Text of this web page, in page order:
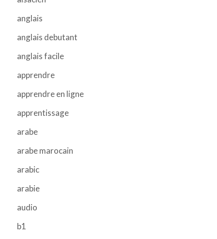
anglais
anglais debutant
anglais facile
apprendre
apprendre en ligne
apprentissage
arabe
arabe marocain
arabic
arabie
audio
b1